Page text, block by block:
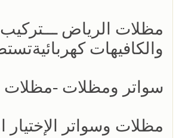
مظلات الرياض
والكافيهات
سواتر ومظلات -مظلات
مظلات وسواتر